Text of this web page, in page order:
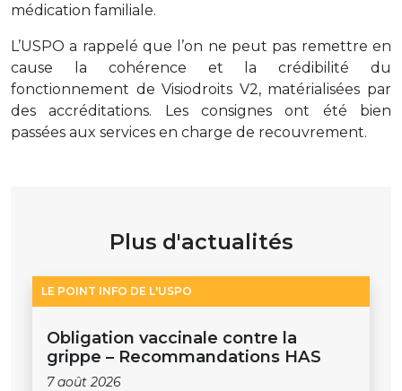
médication familiale.
L’USPO a rappelé que l’on ne peut pas remettre en
cause la cohérence et la crédibilité du
fonctionnement de Visiodroits V2, matérialisées par
des accréditations. Les consignes ont été bien
passées aux services en charge de recouvrement.
Plus d'actualités
LE POINT INFO DE L'USPO
Obligation vaccinale contre la
grippe – Recommandations HAS
7 août 2026